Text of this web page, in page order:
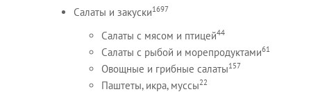
Салаты и закуски1697
Салаты с мясом и птицей44
Салаты с рыбой и морепродуктами61
Овощные и грибные салаты157
Паштеты, икра, муссы22